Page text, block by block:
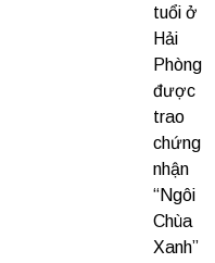
tuổi ở
Hải
Phòng
được
trao
chứng
nhận
“Ngôi
Chùa
Xanh”